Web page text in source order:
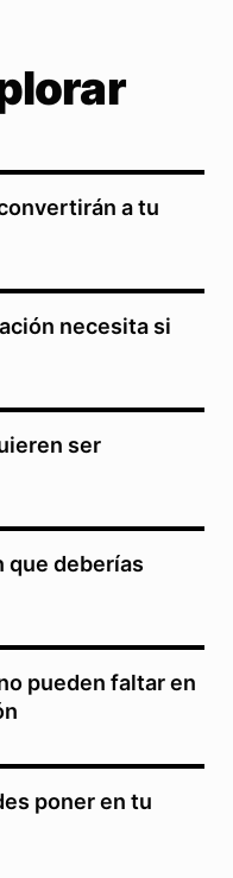
a tu
necesita si
ser
que deberías
pueden faltar en
poner en tu